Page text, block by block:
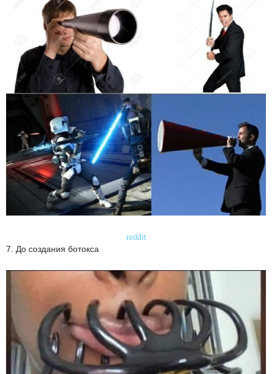
reddit
7. До создания ботокса